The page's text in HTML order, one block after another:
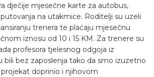
dječije mjesečne karte za autobus,
na utakmice. Roditelji su uzeli
trenera te plaćaju mjesečnu
iznosu od 10 i 15 KM. Za trenere su
profesora tjelesnog odgoja iz
bili bez zaposlenja tako da smo izuzetno
doprinio i njihovom